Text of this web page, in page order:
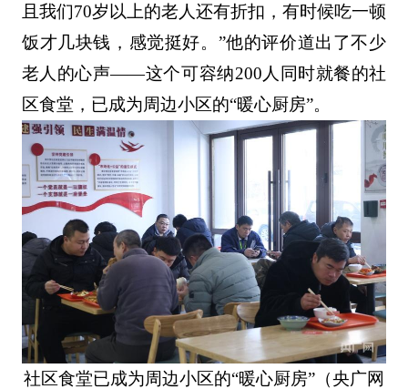
且我们70岁以上的老人还有折扣，有时候吃一顿
饭才几块钱，感觉挺好。”他的评价道出了不少
老人的心声——这个可容纳200人同时就餐的社
区食堂，已成为周边小区的“暖心厨房”。
社区食堂已成为周边小区的“暖心厨房”（央广网